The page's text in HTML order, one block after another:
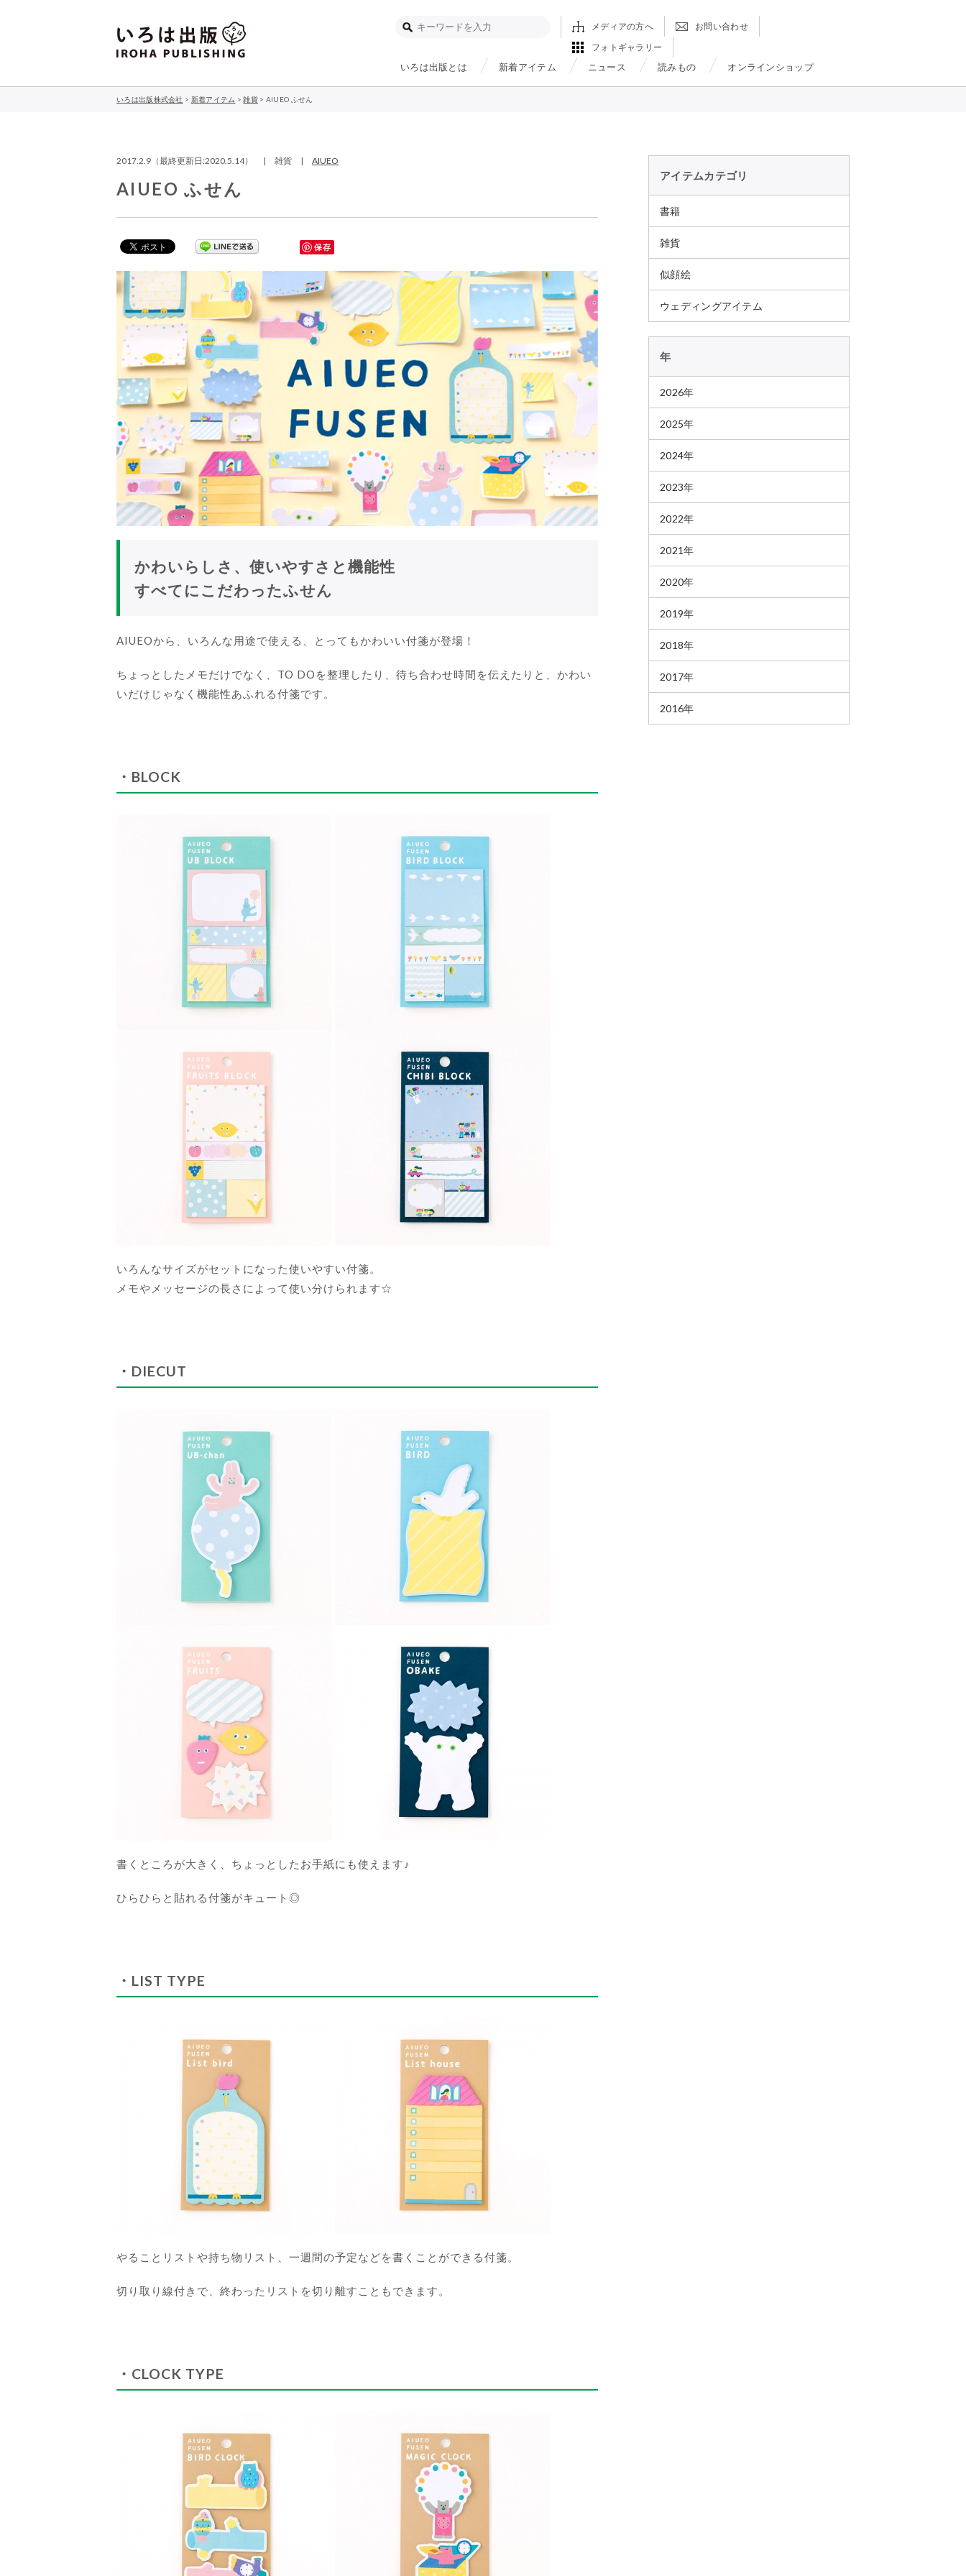
いろは出版とは 新着アイテム ニュース 読みもの オンラインショップ
メディアの方へ
お問い合わせ
フォトギャラリー
いろは出版株式会社 > 新着アイテム >雑貨> AIUEO ふせん
2017.2.9（最終更新日:2020.5.14） | 雑貨 | AIUEO
AIUEO ふせん
保存
かわいらしさ、使いやすさと機能性
すべてにこだわったふせん
AIUEOから、いろんな用途で使える、とってもかわいい付箋が登場！
ちょっとしたメモだけでなく、TO DOを整理したり、待ち合わせ時間を伝えたりと、かわい
いだけじゃなく機能性あふれる付箋です。
・BLOCK
いろんなサイズがセットになった使いやすい付箋。
メモやメッセージの長さによって使い分けられます☆
・DIECUT
書くところが大きく、ちょっとしたお手紙にも使えます♪
ひらひらと貼れる付箋がキュート◎
・LIST TYPE
やることリストや持ち物リスト、一週間の予定などを書くことができる付箋。
切り取り線付きで、終わったリストを切り離すこともできます。
・CLOCK TYPE
アイテムカテゴリ
書籍
雑貨
似顔絵
ウェディングアイテム
年
2026年
2025年
2024年
2023年
2022年
2021年
2020年
2019年
2018年
2017年
2016年